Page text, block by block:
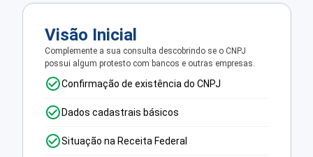
Visão Inicial
Complemente a sua consulta descobrindo se o CNPJ
possui algum protesto com bancos e outras empresas.
Confirmação de existência do CNPJ
Dados cadastrais básicos
Situação na Receita Federal